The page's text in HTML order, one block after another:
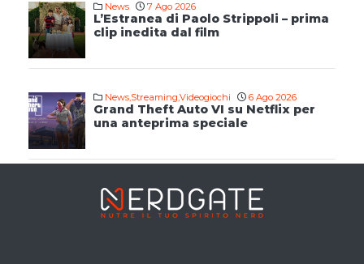
News 7 Ago 2026
L’Estranea di Paolo Strippoli – prima
clip inedita dal film
News,Streaming,Videogiochi 6 Ago 2026
Grand Theft Auto VI su Netflix per
una anteprima speciale